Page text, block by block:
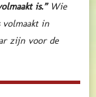
is.” Wie
in
zijn voor de